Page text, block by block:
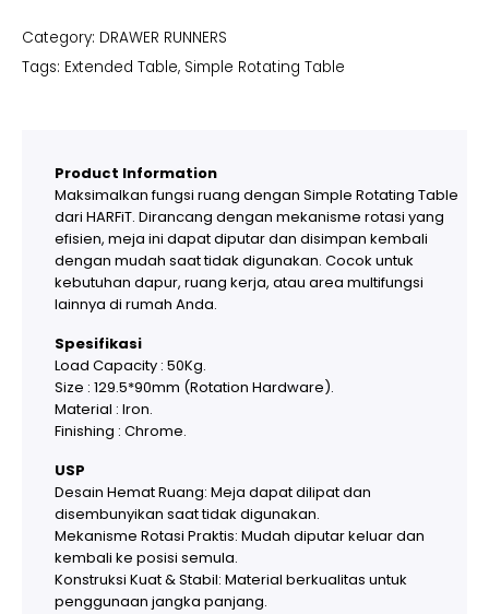
Category: DRAWER RUNNERS
Tags: Extended Table, Simple Rotating Table
Product Information
Maksimalkan fungsi ruang dengan Simple Rotating Table
dari HARFiT. Dirancang dengan mekanisme rotasi yang
efisien, meja ini dapat diputar dan disimpan kembali
dengan mudah saat tidak digunakan. Cocok untuk
kebutuhan dapur, ruang kerja, atau area multifungsi
lainnya di rumah Anda.
Spesifikasi
Load Capacity : 50Kg.
Size : 129.5*90mm (Rotation Hardware).
Material : Iron.
Finishing : Chrome.
USP
Desain Hemat Ruang: Meja dapat dilipat dan
disembunyikan saat tidak digunakan.
Mekanisme Rotasi Praktis: Mudah diputar keluar dan
kembali ke posisi semula.
Konstruksi Kuat & Stabil: Material berkualitas untuk
penggunaan jangka panjang.